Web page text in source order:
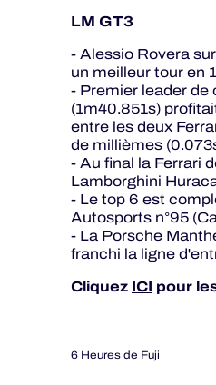
LM GT3
- Alessio Rovera
un meilleur tour en
- Premier leader
(1m40.851s)
entre les deux
de millièmes
- Au final la Ferrari
Lamborghini
- Le top 6 est
Autosports n°95
- La Porsche
franchi la ligne
CliquezICI pour
6 Heures de Fuji